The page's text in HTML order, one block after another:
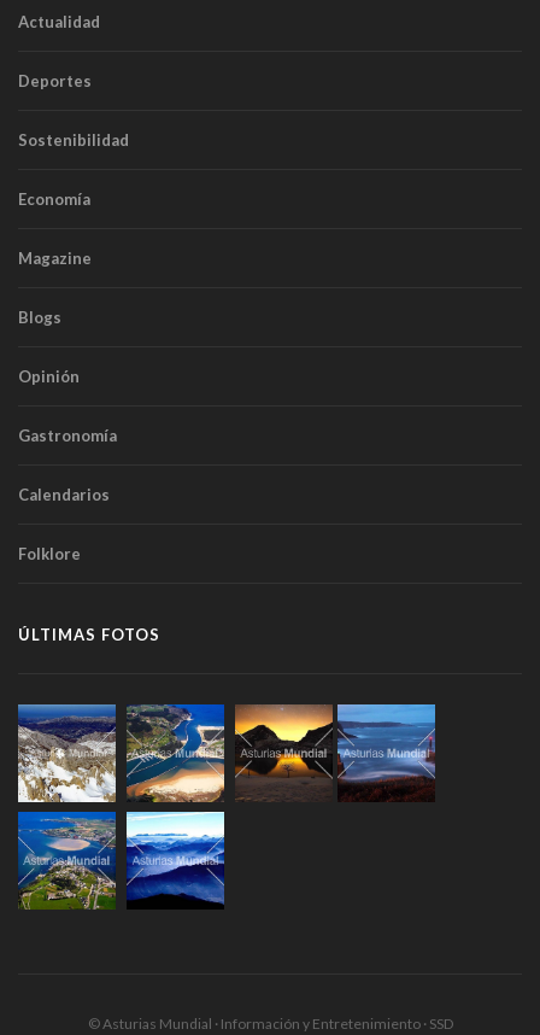
Actualidad
Deportes
Sostenibilidad
Economía
Magazine
Blogs
Opinión
Gastronomía
Calendarios
Folklore
ÚLTIMAS FOTOS
© Asturias Mundial · Información y Entretenimiento · SSD